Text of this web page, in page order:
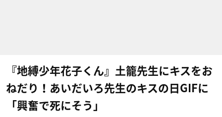
『地縛少年花子くん』土籠先生にキスをお
ねだり！あいだいろ先生のキスの日GIFに
「興奮で死にそう」